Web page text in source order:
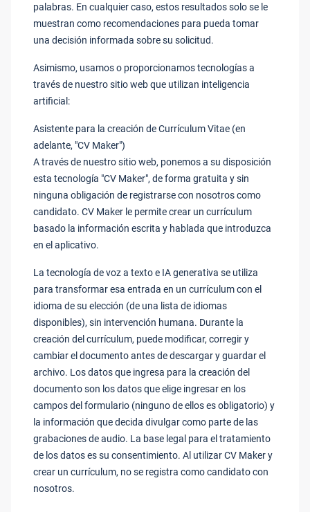
palabras. En cualquier caso, estos resultados solo se le
muestran como recomendaciones para pueda tomar
una decisión informada sobre su solicitud.
Asimismo, usamos o proporcionamos tecnologías a
través de nuestro sitio web que utilizan inteligencia
artificial:
Asistente para la creación de Currículum Vitae (en
adelante, "CV Maker")
A través de nuestro sitio web, ponemos a su disposición
esta tecnología "CV Maker", de forma gratuita y sin
ninguna obligación de registrarse con nosotros como
candidato. CV Maker le permite crear un currículum
basado la información escrita y hablada que introduzca
en el aplicativo.
La tecnología de voz a texto e IA generativa se utiliza
para transformar esa entrada en un currículum con el
idioma de su elección (de una lista de idiomas
disponibles), sin intervención humana. Durante la
creación del currículum, puede modificar, corregir y
cambiar el documento antes de descargar y guardar el
archivo. Los datos que ingresa para la creación del
documento son los datos que elige ingresar en los
campos del formulario (ninguno de ellos es obligatorio) y
la información que decida divulgar como parte de las
grabaciones de audio. La base legal para el tratamiento
de los datos es su consentimiento. Al utilizar CV Maker y
crear un currículum, no se registra como candidato con
nosotros.